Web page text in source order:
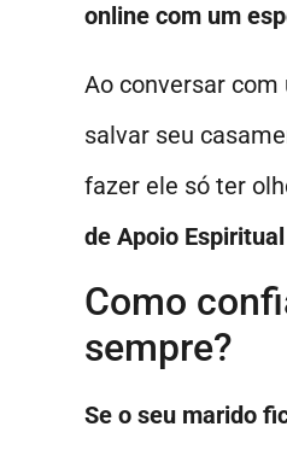
online com um
Ao conversar
salvar seu
fazer ele só ter
de Apoio
Como
sempre?
Se o seu marido